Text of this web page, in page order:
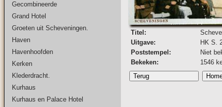
Gecombineerde
Grand Hotel
Groeten uit Scheveningen.
Haven
Havenhoofden
Kerken
Klederdracht.
Kurhaus
Kurhaus en Palace Hotel
Titel:
Uitgave:
HK S.
Poststempel:
Niet
Bekeken:
1546